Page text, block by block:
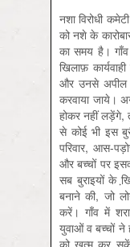
नशा विरोधी
को नशे के
का समय है।
खि़लाफ़
और उनसे अपील
करवाया जाये।
होकर नहीं लड़ेंगे,
से कोई भी इस
परिवार, आस-
और बच्चों पर
सब बुराइयों के
बनाने की, जो
करें। गाँव में
युवाओं व बच्चों ने